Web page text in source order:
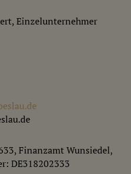
Einzelunternehmer
Finanzamt Wunsiedel,
DE318202333